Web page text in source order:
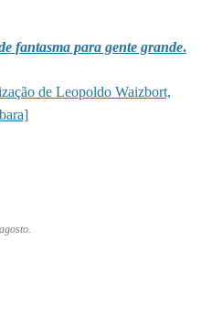
fantasma para gente grande.
de Leopoldo Waizbort,